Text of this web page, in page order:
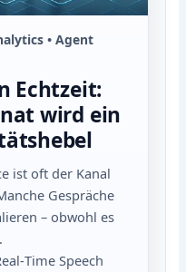
• Agent
Echtzeit:
wird ein
ist oft der Kanal
Gespräche
– obwohl es
Speech